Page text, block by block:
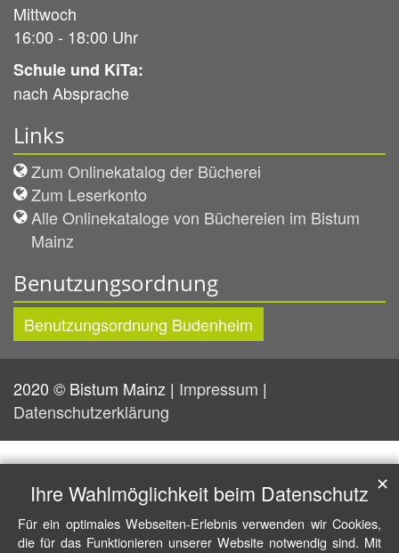
Mittwoch
16:00 - 18:00 Uhr
Schule und KiTa:
nach Absprache
Links
Zum Onlinekatalog der Bücherei
Zum Leserkonto
Alle Onlinekataloge von Büchereien im Bistum
Mainz
Benutzungsordnung
Benutzungsordnung Budenheim
2020 © Bistum Mainz | Impressum |
Datenschutzerklärung
Ihre Wahlmöglichkeit beim Datenschutz
Für ein optimales Webseiten-Erlebnis verwenden wir Cookies,
die für das Funktionieren unserer Website notwendig sind. Mit
✕